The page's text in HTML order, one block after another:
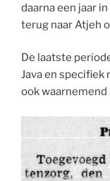
daarna een jaar
terug naar Atjeh
De laatste
Java en
ook